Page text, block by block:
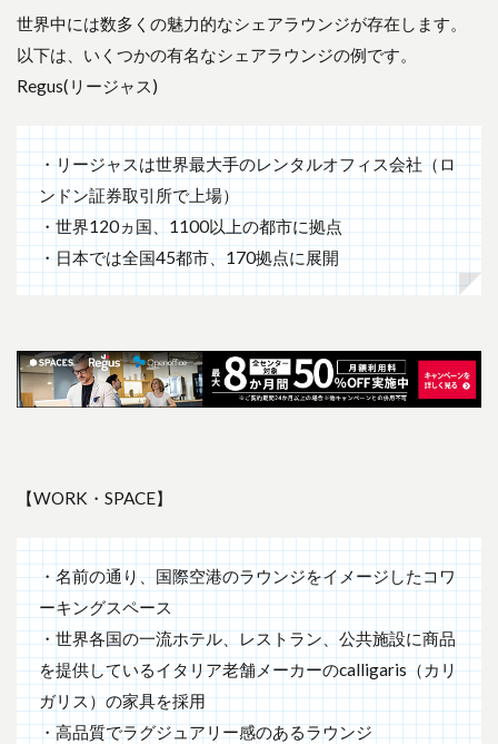
世界中には数多くの魅力的なシェアラウンジが存在します。
以下は、いくつかの有名なシェアラウンジの例です。
Regus(リージャス)
・リージャスは世界最大手のレンタルオフィス会社（ロ
ンドン証券取引所で上場）
・世界120ヵ国、1100以上の都市に拠点
・日本では全国45都市、170拠点に展開
【WORK・SPACE】
・名前の通り、国際空港のラウンジをイメージしたコワ
ーキングスペース
・世界各国の一流ホテル、レストラン、公共施設に商品
を提供しているイタリア老舗メーカーのcalligaris（カリ
ガリス）の家具を採用
・高品質でラグジュアリー感のあるラウンジ